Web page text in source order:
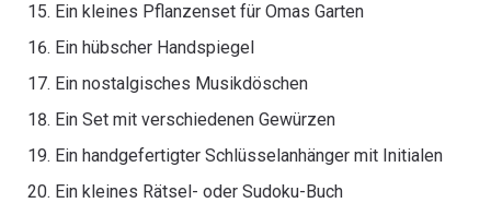
Ein kleines Pflanzenset für Omas Garten
Ein hübscher Handspiegel
Ein nostalgisches Musikdöschen
Ein Set mit verschiedenen Gewürzen
Ein handgefertigter Schlüsselanhänger mit Initialen
Ein kleines Rätsel- oder Sudoku-Buch